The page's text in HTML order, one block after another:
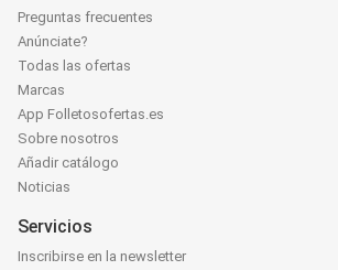
Preguntas frecuentes
Anúnciate?
Todas las ofertas
Marcas
App Folletosofertas.es
Sobre nosotros
Añadir catálogo
Noticias
Servicios
Inscribirse en la newsletter